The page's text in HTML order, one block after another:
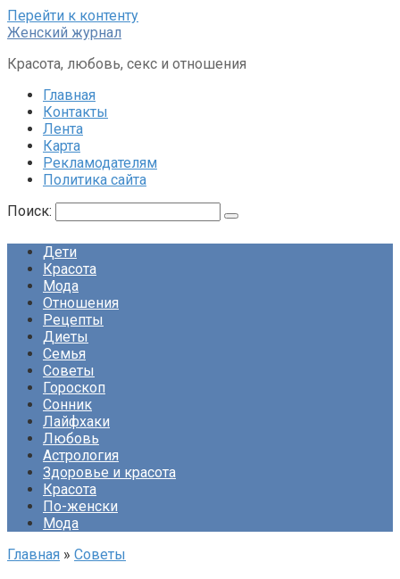
Перейти к контенту
Женский журнал
Красота, любовь, секс и отношения
Главная
Контакты
Лента
Карта
Рекламодателям
Политика сайта
Поиск:
Дети
Красота
Мода
Отношения
Рецепты
Диеты
Семья
Советы
Гороскоп
Сонник
Лайфхаки
Любовь
Астрология
Здоровье и красота
Красота
По-женски
Мода
Главная » Советы